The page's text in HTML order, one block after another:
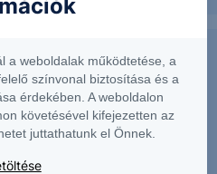
- napi
felszúrást követően
elérte az elsődleges
a weboldalak működtetése, a
színvonal biztosítása és a
érdekében. A weboldalon
követésével kifejezetten az
juttathatunk el Önnek.